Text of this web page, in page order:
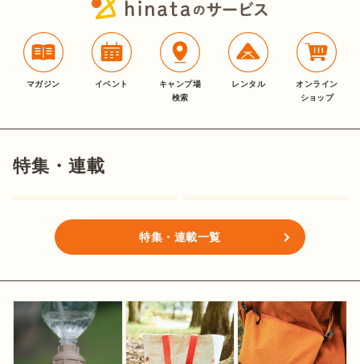
マガジン イベント
キャンプ場
検索
レンタル
オンライン
ショップ
特集・連載
特集・連載一覧